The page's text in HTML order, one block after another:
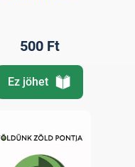
500 Ft
Ez jöhet